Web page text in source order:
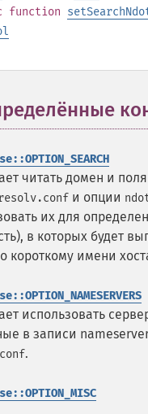
function
читать домен и
и опции
их для
в которых будет
короткому имени
использовать
в записи
.